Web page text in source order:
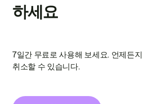
하세요
7일간 무료로 사용해 보세요. 언제든지
취소할 수 있습니다.